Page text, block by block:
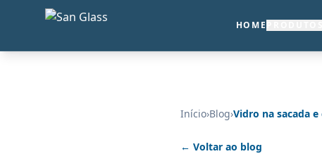
HOME
Início›Blog›Vidro na sacada
← Voltar ao blog